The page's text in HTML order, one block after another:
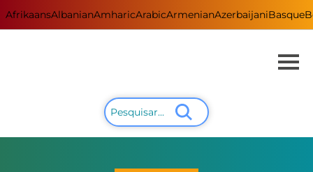
AfrikaansAlbanianAmharicArabicArmenianAzerbaijaniBasque